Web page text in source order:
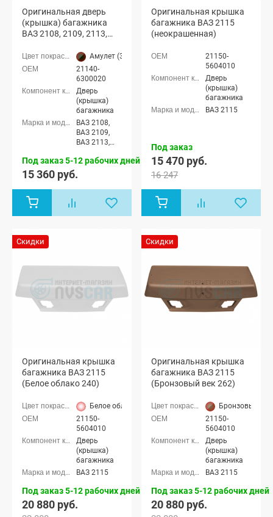
Оригинальная дверь
(крышка) багажника
ВАЗ 2108, 2109, 2113,
(Амулет 371)
Амулет (371 серебристо-темно-зеленый)
21140-
6300020
Дверь
(крышка)
багажника
ВАЗ 2108,
ВАЗ 2109,
ВАЗ 2113,
Под заказ 5-12 рабочих дней
15 360 руб.
Оригинальная крышка
багажника ВАЗ 2115
(неокрашенная)
21150-
5604010
Дверь
(крышка)
багажника
ВАЗ 2115
Под заказ
15 470 руб.
16 247
Скидки
Оригинальная крышка
багажника ВАЗ 2115
(Белое облако 240)
Белое облако (240 белый)
21150-
5604010
Дверь
(крышка)
багажника
ВАЗ 2115
Под заказ 5-12 рабочих дней
20 880 руб.
Скидки
Оригинальная крышка
багажника ВАЗ 2115
(Бронзовый век 262)
Бронзовый
21150-
5604010
Дверь
(крышка)
багажника
ВАЗ 2115
Под заказ 5-12 рабочих дней
20 880 руб.